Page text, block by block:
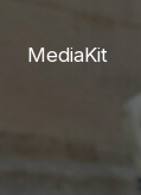
MediaKit